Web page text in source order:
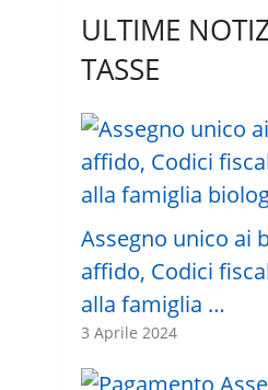
ULTIME
TASSE
Assegno unico ai
affido, Codici
alla famiglia …
3 Aprile 2024